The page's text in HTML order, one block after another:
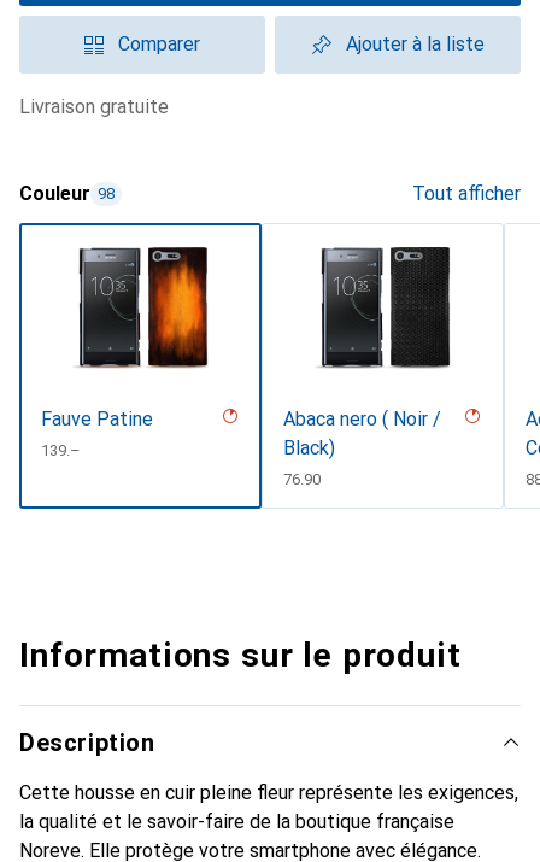
Comparer Ajouter à la liste
livraison gratuite
Couleur 98 Tout afficher
Fauve Patine
CHF
139.–
Abaca nero ( Noir /
Black)
CHF
76.90
Informations sur le produit
Description
Cette housse en cuir pleine fleur représente les exigences,
la qualité et le savoir-faire de la boutique française
Noreve. Elle protège votre smartphone avec élégance.